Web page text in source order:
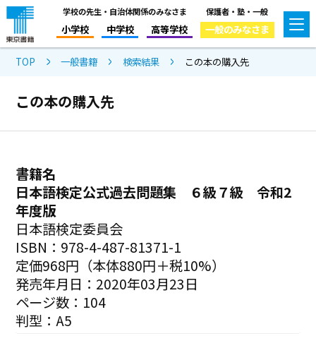
学校の先生・自治体関係のみなさま
小学校 中学校 高等学校
保護者・塾・一般
一般のみなさま
TOP 一般書籍 検索結果 この本の購入先
この本の購入先
書籍名
日本語検定公式過去問題集 ６級７級 令和2
年度版
日本語検定委員会
ISBN：978-4-487-81371-1
定価968円（本体880円＋税10%）
発売年月日：2020年03月23日
ページ数：104
判型：A5